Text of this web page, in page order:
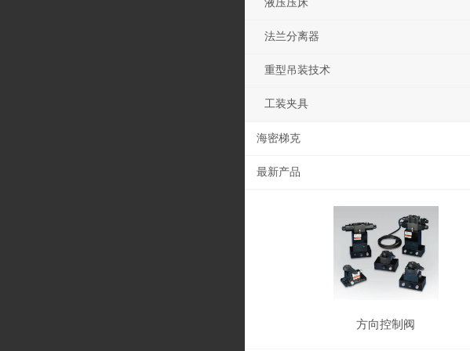
液压压床
法兰分离器
重型吊装技术
工装夹具
海密梯克
最新产品
方向控制阀